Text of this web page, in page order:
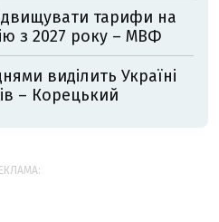
тарифи на
з 2027 року – МВФ
виділить Україні
– Корецький